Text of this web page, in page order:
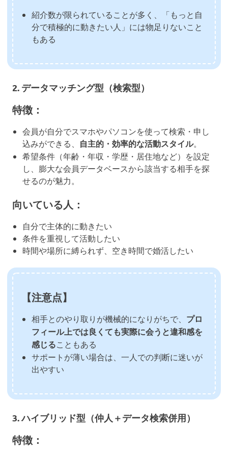
紹介数が限られていることが多く、「もっと自
分で積極的に動きたい人」には物足りないこと
もある
2. データマッチング型（検索型）
特徴：
会員が自分でスマホやパソコンを使って検索・申し
込みができる、 自主的・効率的な活動スタイル。
希望条件（年齢・年収・学歴・居住地など）を設定
し、膨大な会員データベースから該当する相手を探
せるのが魅力。
向いている人：
自分で主体的に動きたい
条件を重視して活動したい
時間や場所に縛られず、空き時間で婚活したい
【注意点】
相手とのやり取りが機械的になりがちで、 プロ
フィール上では良くても実際に会うと違和感を
感じる こともある
サポートが薄い場合は、一人での判断に迷いが
出やすい
3.ハイブリッド型（仲人＋データ検索併用）
特徴：